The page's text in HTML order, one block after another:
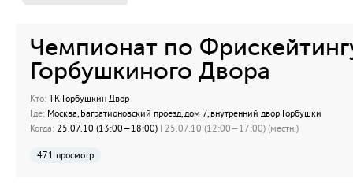
Чемпионат по
Горбушкиного Двора
Кто: ТК Горбушкин Двор
Где: Москва, Багратионовский проезд, дом 7, внутренний двор Горбушки
Когда: 25.07.10 (13:00—18:00) | 25.07.10 (12:00—17:00) (местн.)
471 просмотр